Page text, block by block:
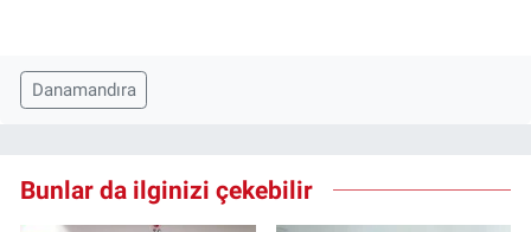
Danamandıra
Bunlar da ilginizi çekebilir